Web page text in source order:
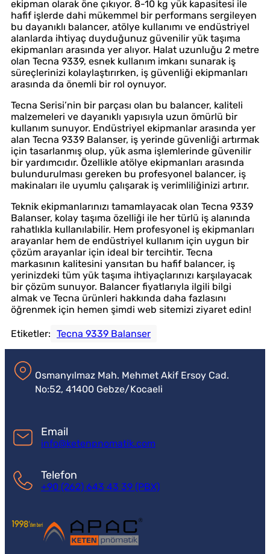
ekipman olarak öne çıkıyor. 8-10 kg yük kapasitesi ile
hafif işlerde dahi mükemmel bir performans sergileyen
bu dayanıklı balancer, atölye kullanımı ve endüstriyel
alanlarda ihtiyaç duyduğunuz güvenilir yük taşıma
ekipmanları arasında yer alıyor. Halat uzunluğu 2 metre
olan Tecna 9339, esnek kullanım imkanı sunarak iş
süreçlerinizi kolaylaştırırken, iş güvenliği ekipmanları
arasında da önemli bir rol oynuyor.
Tecna Serisi’nin bir parçası olan bu balancer, kaliteli
malzemeleri ve dayanıklı yapısıyla uzun ömürlü bir
kullanım sunuyor. Endüstriyel ekipmanlar arasında yer
alan Tecna 9339 Balanser, iş yerinde güvenliği artırmak
için tasarlanmış olup, yük asma işlemlerinde güvenilir
bir yardımcıdır. Özellikle atölye ekipmanları arasında
bulundurulması gereken bu profesyonel balancer, iş
makinaları ile uyumlu çalışarak iş verimliliğinizi artırır.
Teknik ekipmanlarınızı tamamlayacak olan Tecna 9339
Balanser, kolay taşıma özelliği ile her türlü iş alanında
rahatlıkla kullanılabilir. Hem profesyonel iş ekipmanları
arayanlar hem de endüstriyel kullanım için uygun bir
çözüm arayanlar için ideal bir tercihtir. Tecna
markasının kalitesini yansıtan bu hafif balancer, iş
yerinizdeki tüm yük taşıma ihtiyaçlarınızı karşılayacak
bir çözüm sunuyor. Balancer fiyatlarıyla ilgili bilgi
almak ve Tecna ürünleri hakkında daha fazlasını
öğrenmek için hemen şimdi web sitemizi ziyaret edin!
Etiketler: Tecna 9339 Balanser
Osmanyılmaz Mah. Mehmet Akif Ersoy Cad.
No:52, 41400 Gebze/Kocaeli
Email
info@ketenpnomatik.com
Telefon
+90 (262) 643 43 39 (PBX)